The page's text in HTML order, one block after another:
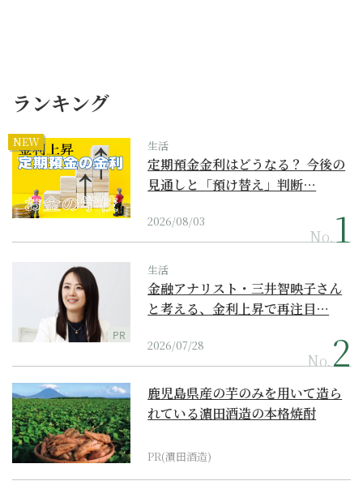
ランキング
NEW 生活
定期預金金利はどうなる？ 今後の
見通しと「預け替え」判断…
2026/08/03
No.
PR
生活
金融アナリスト・三井智映子さん
と考える、金利上昇で再注目…
2026/07/28
No.
鹿児島県産の芋のみを用いて造ら
れている濵田酒造の本格焼酎
PR(濵田酒造)